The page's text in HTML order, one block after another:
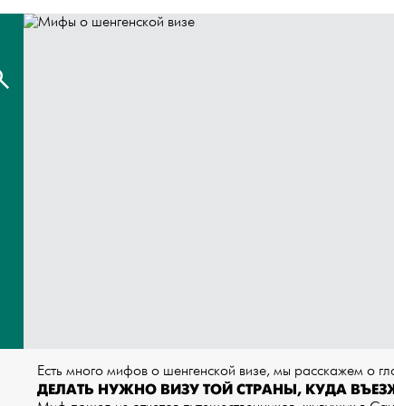
Есть много мифов о шенгенской визе, мы расскажем о
ДЕЛАТЬ НУЖНО ВИЗУ ТОЙ СТРАНЫ, КУДА